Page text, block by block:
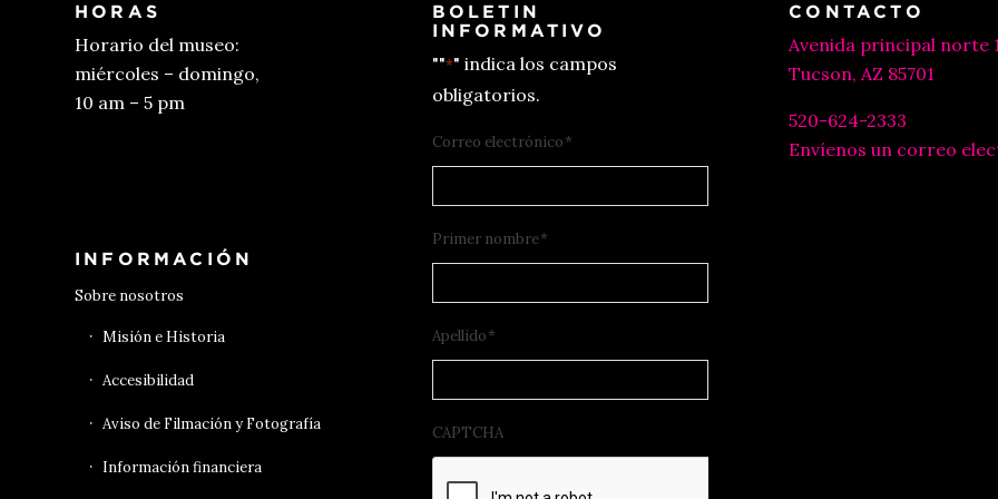
HORAS
Horario del museo:
miércoles – domingo,
10 am – 5 pm
INFORMACIÓN
Sobre nosotros
Misión e Historia
Accesibilidad
Aviso de Filmación y Fotografía
Información financiera
BOLETIN
INFORMATIVO
""*" indica los campos
obligatorios.
Correo electrónico*
Primer nombre*
Apellido*
CAPTCHA
CONTACTO
Avenida principal norte
Tucson, AZ 85701
520-624-2333
Envíenos un correo